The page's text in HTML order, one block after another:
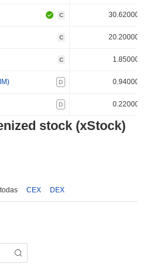
C 30.620000%
C 20.200000%
C 1.850000%
D 0.940000%
D 0.220000%
stock (xStock)
todas CEX DEX